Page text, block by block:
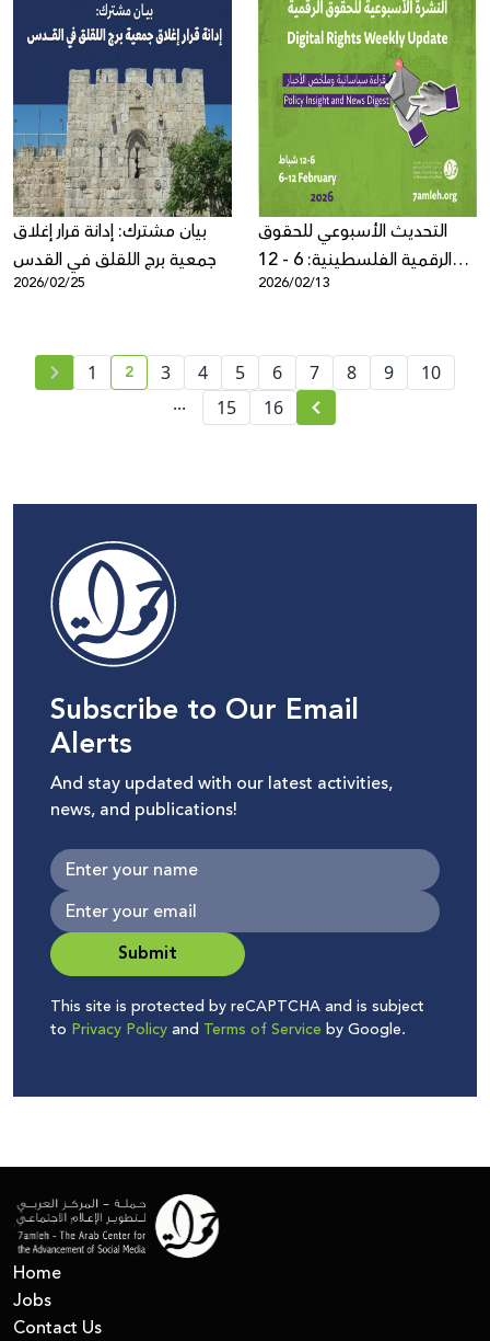
بيان مشترك: إدانة قرار إغلاق
جمعية برج اللقلق في القدس
2026/02/25
التحديث الأسبوعي للحقوق
الرقمية الفلسطينية: 6 - 12
شباط 2026
2026/02/13
1 current page number
2 3 4 5 6 7 8 9
10
...
15 16
Subscribe to Our Email
Alerts
And stay updated with our latest activities,
news, and publications!
Submit
This site is protected by reCAPTCHA and is subject
to Privacy Policyand Terms of Service by Google.
Home
Jobs
Contact Us